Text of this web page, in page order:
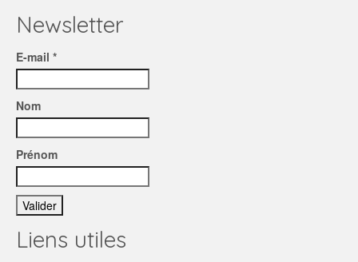
Newsletter
E-mail *
Nom
Prénom
Liens utiles